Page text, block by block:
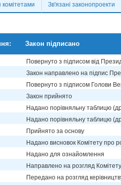
Зв'язані законопроекти
Закон підписано
Повернуто з підписом від
Закон направлено на підпис
Повернуто з підписом Голови
Закон прийнято
Надано порівняльну таблицю
Надано порівняльну таблицю
Прийнято за основу
Надано висновок Комітету про
Надано для ознайомлення
Направлено на розгляд Комітету
Передано на розгляд